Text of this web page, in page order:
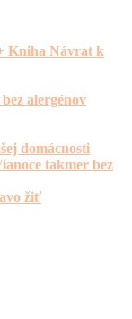
Kniha Návrat k
alergénov
domácnosti
takmer bez
žiť